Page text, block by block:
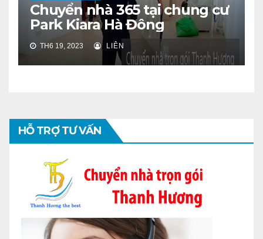
Chuyển nhà 365 tại chung cư
Park Kiara Hà Đông
TH6 19, 2023 LIÊN
HỖ TRỢ TƯ VẤN